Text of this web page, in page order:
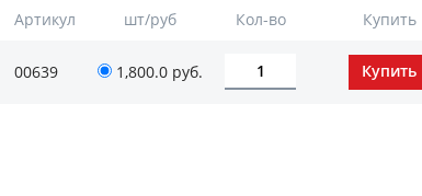
Артикул шт/руб Кол-во Купить
00639 1,800.0 руб.